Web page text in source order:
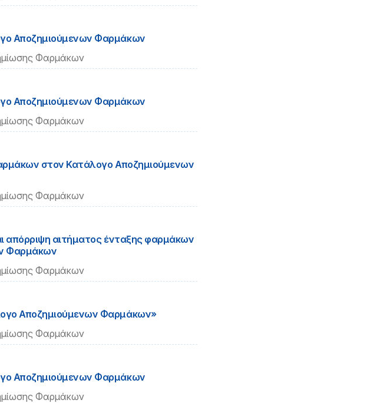
Αποζημιούμενων Φαρμάκων
Φαρμάκων
Αποζημιούμενων Φαρμάκων
Φαρμάκων
στον Κατάλογο Αποζημιούμενων
Φαρμάκων
απόρριψη αιτήματος ένταξης φαρμάκων
Φαρμάκων
Φαρμάκων
Αποζημιούμενων Φαρμάκων»
Φαρμάκων
Αποζημιούμενων Φαρμάκων
Φαρμάκων